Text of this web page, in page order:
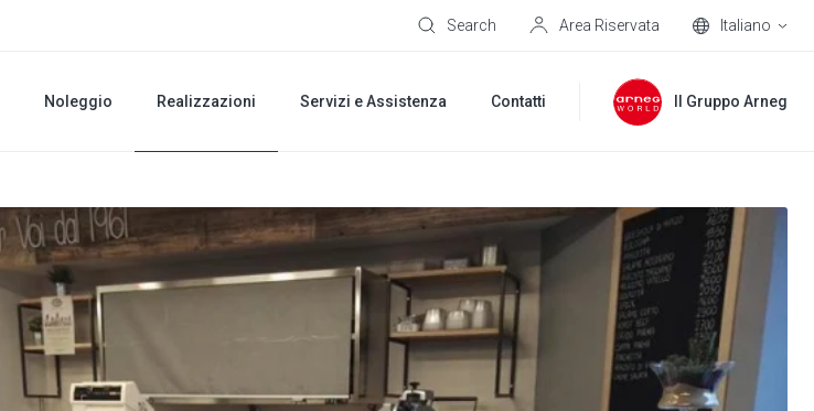
Search Area Riservata Italiano
Noleggio Realizzazioni Servizi e Assistenza Contatti Il Gruppo Arneg